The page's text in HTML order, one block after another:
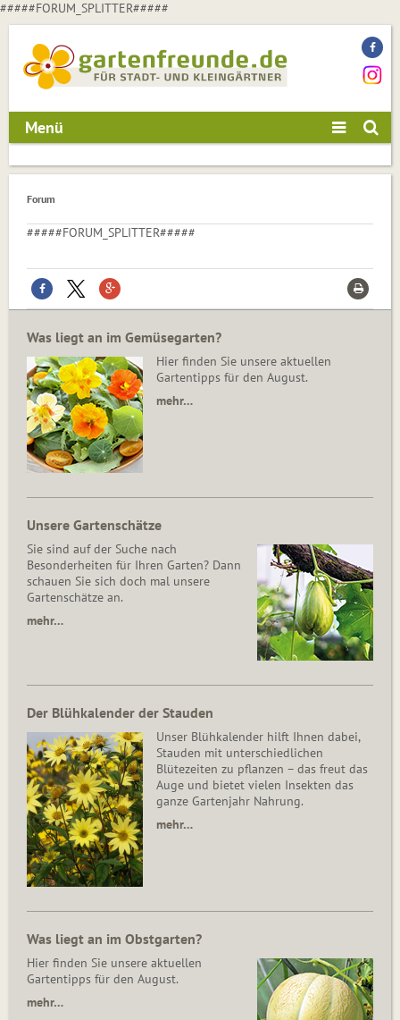
#####FORUM_SPLITTER#####
Menü
Forum
#####FORUM_SPLITTER#####
Was liegt an im Gemüsegarten?
Hier finden Sie unsere aktuellen
Gartentipps für den August.
mehr…
Unsere Gartenschätze
Sie sind auf der Suche nach
Besonderheiten für Ihren Garten? Dann
schauen Sie sich doch mal unsere
Gartenschätze an.
mehr…
Der Blühkalender der Stauden
Unser Blühkalender hilft Ihnen dabei,
Stauden mit unterschiedlichen
Blütezeiten zu pflanzen – das freut das
Auge und bietet vielen Insekten das
ganze Gartenjahr Nahrung.
mehr…
Was liegt an im Obstgarten?
Hier finden Sie unsere aktuellen
Gartentipps für den August.
mehr…